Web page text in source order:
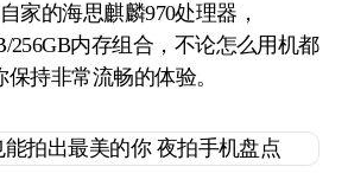
的海思麒麟970处理器，
256GB内存组合，不论怎么用机都
保持非常流畅的体验。